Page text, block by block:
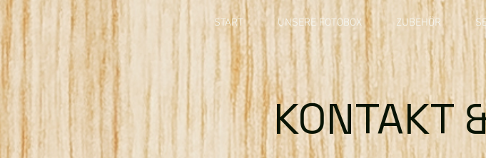
START UNSERE FOTOBOX ZUBEHÖR
KONTAKT